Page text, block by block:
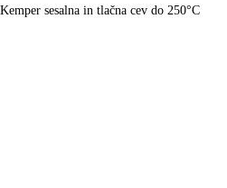
Kemper sesalna in tlačna cev do 250°C